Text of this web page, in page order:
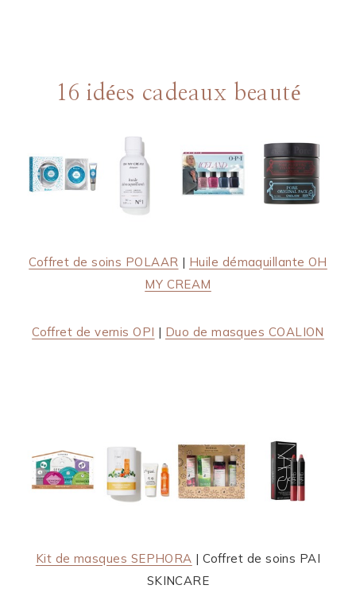
16 idées cadeaux beauté
Coffret de soins POLAAR | Huile démaquillante OH
MY CREAM
Coffret de vernis OPI | Duo de masques COALION
Kit de masques SEPHORA | Coffret de soins PAI
SKINCARE